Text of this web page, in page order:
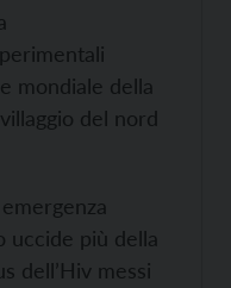
mondiale della
del nord
uccide più della
dell’Hiv messi